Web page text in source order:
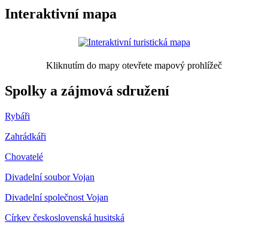
Interaktivní mapa
Kliknutím do mapy otevřete mapový prohlížeč
Spolky a zájmová sdružení
Rybáři
Zahrádkáři
Chovatelé
Divadelní soubor Vojan
Divadelní společnost Vojan
Církev československá husitská